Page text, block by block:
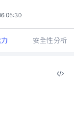
05:30
安全性分析